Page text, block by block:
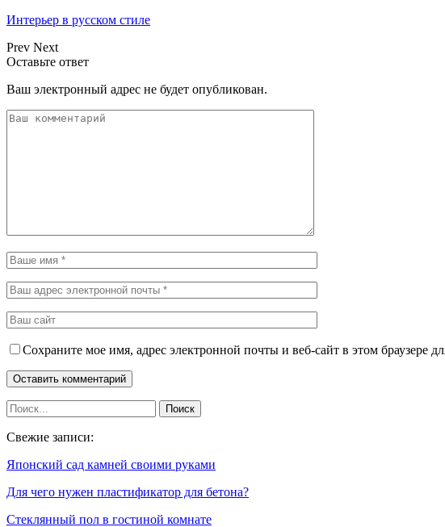
Интерьер в русском стиле
Prev Next
Оставьте ответ
Ваш электронный адрес не будет опубликован.
Сохраните мое имя, адрес электронной почты и веб-сайт в этом браузере
Свежие записи:
Японский сад камней своими руками
Для чего нужен пластификатор для бетона?
Стеклянный пол в гостиной комнате